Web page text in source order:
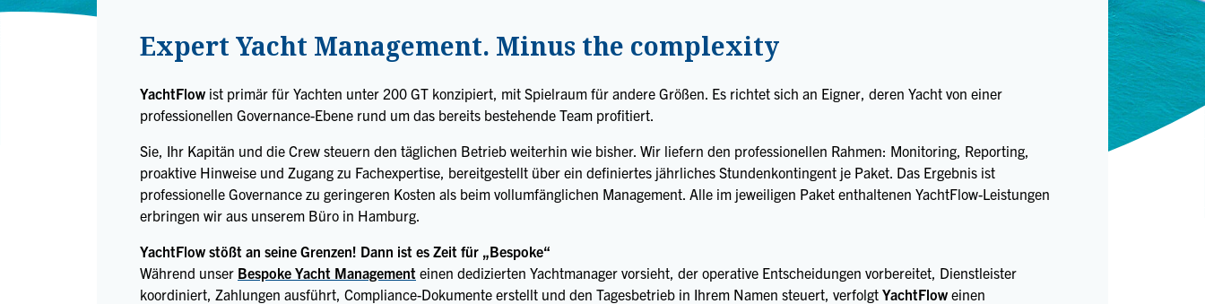
Expert Yacht Management. Minus the complexity
YachtFlow ist primär für Yachten unter 200 GT konzipiert, mit Spielraum für andere Größen. Es richtet sich an Eigner, deren Yacht von einer
professionellen Governance-Ebene rund um das bereits bestehende Team profitiert.
Sie, Ihr Kapitän und die Crew steuern den täglichen Betrieb weiterhin wie bisher. Wir liefern den professionellen Rahmen: Monitoring, Reporting,
proaktive Hinweise und Zugang zu Fachexpertise, bereitgestellt über ein definiertes jährliches Stundenkontingent je Paket. Das Ergebnis ist
professionelle Governance zu geringeren Kosten als beim vollumfänglichen Management. Alle im jeweiligen Paket enthaltenen YachtFlow-Leistungen
erbringen wir aus unserem Büro in Hamburg.
YachtFlow stößt an seine Grenzen! Dann ist es Zeit für „Bespoke“
Während unser Bespoke Yacht Management einen dedizierten Yachtmanager vorsieht, der operative Entscheidungen vorbereitet, Dienstleister
koordiniert, Zahlungen ausführt, Compliance-Dokumente erstellt und den Tagesbetrieb in Ihrem Namen steuert, verfolgt YachtFlow einen